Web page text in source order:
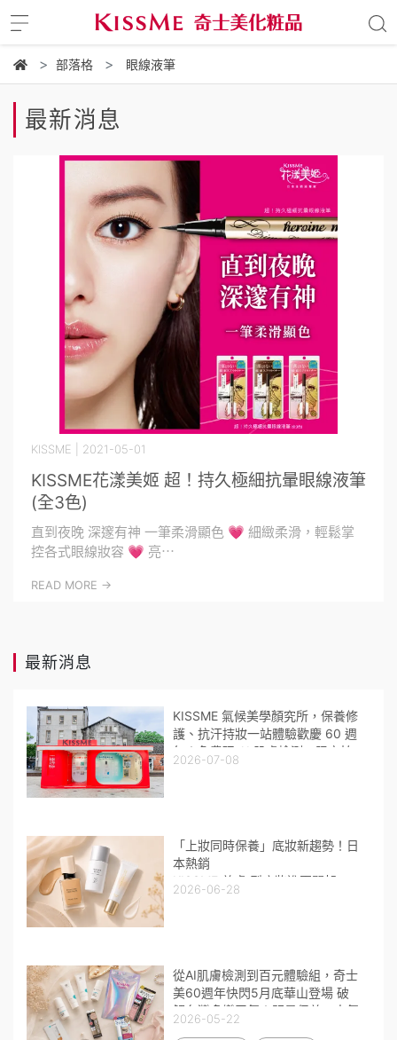
部落格 眼線液筆
最新消息
KISSME花漾美姬 超！持久極細抗暈眼線液筆
(全3色)
KISSME | 2021-05-01
直到夜晚 深邃有神 一筆柔滑顯色 💗 細緻柔滑，輕鬆掌
控各式眼線妝容 💗 亮⋯
READ MORE ->
最新消息
KISSME 氣候美學顏究所，保養修
護、抗汗持妝一站體驗歡慶 60 週
年！免費玩 AI 肌膚檢測、限定拍
貼機，闖關拿好禮！
2026-07-08
「上妝同時保養」底妝新趨勢！日
本熱銷
KISSME 養膚 型底妝進軍開架
輕盈高遮粉底搭配妝前乳 打造全
2026-06-28
從AI肌膚檢測到百元體驗組，奇士
美60週年快閃5月底華山登場 破
解台灣多變天氣！明星保養、人氣
眼妝不到300元限量開搶！
2026-05-22